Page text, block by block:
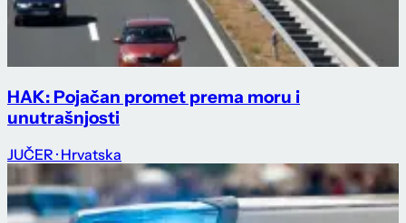
HAK: Pojačan promet prema moru i
unutrašnjosti
JUČER · Hrvatska